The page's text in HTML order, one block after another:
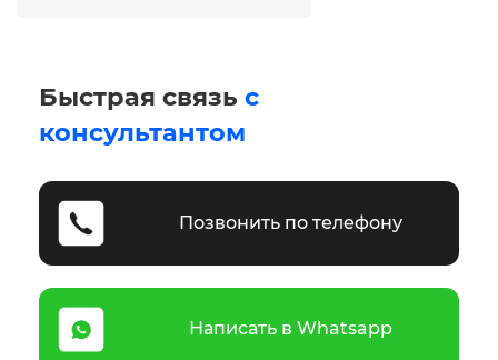
Быстрая связь с
консультантом
Позвонить по телефону
Написать в Whatsapp